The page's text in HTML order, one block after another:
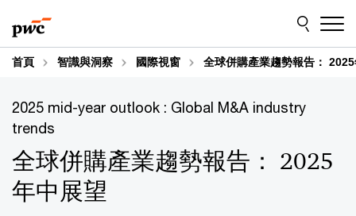
to
content
to
footer
首頁 智識與洞察 國際視窗 全球併購產業趨勢報告：
2025 mid-year outlook : Global M&A industry
trends
全球併購產業趨勢報告： 2025
年中展望